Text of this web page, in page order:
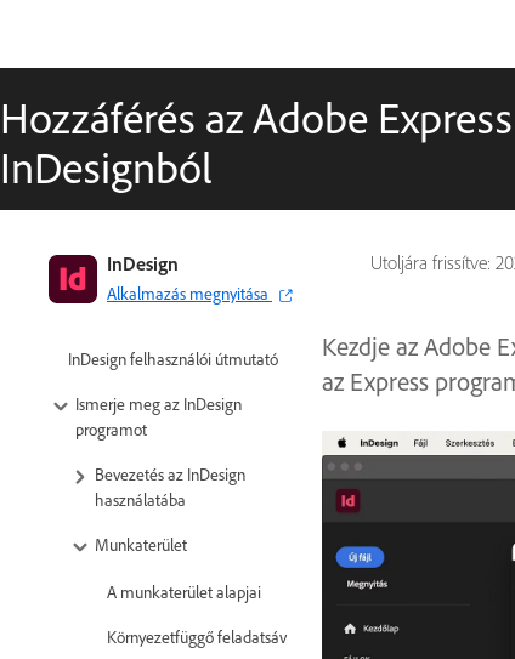
Hozzáférés az Adobe
InDesignból
Utoljára frissítve:
InDesign
Alkalmazás megnyitása
InDesign felhasználói útmutató
Ismerje meg az InDesign
programot
Bevezetés az InDesign
használatába
Munkaterület
A munkaterület alapjai
Környezetfüggő feladatsáv
Kezdje az Adobe
az Express